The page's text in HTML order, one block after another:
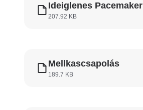
Ideiglenes Pacemaker
207.92 KB
Mellkascsapolás
189.7 KB